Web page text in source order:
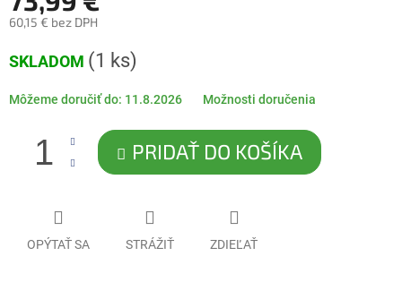
60,15 € bez DPH
cena:
SKLADOM (1 ks)
Môžeme doručiť do: 11.8.2026 Možnosti doručenia
PRIDAŤ DO KOŠÍKA
OPÝTAŤ SA STRÁŽIŤ ZDIEĽAŤ